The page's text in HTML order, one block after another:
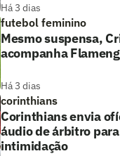
Há 3 dias
futebol feminino
Mesmo suspensa,
acompanha
Há 3 dias
corinthians
Corinthians envia
áudio de árbitro
intimidação